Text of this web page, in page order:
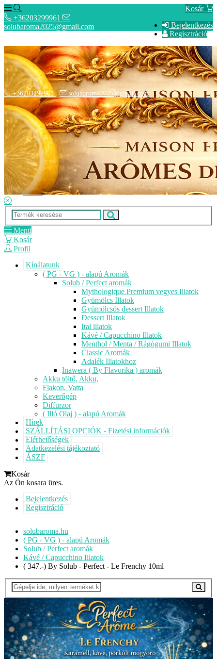
Kosár
Bejelentkezés
Regisztráció
+36203299961
solubaroma2025@gmail.com
Hírek
SZÁLLÍTÁSI OPCIÓK - Fizetési információk
Elérhetőségek
Adatkezelési tájékoztató
ÁSZF
+36203299961 solubaroma2025@gmail.com
Menü
Kosár
Profil
Kínálatunk
( PG - VG ) - alapú Aromák
Solub / Perfect aromák
Mythologique Premium vegyes Illatok
Gyümölcs Illatok
Gyümölcsös dessert Illatok
Dessert Illatok
Ital illatok
Kávé / Capucchino Illatok
Menthol / Menta / Rágógumi Illatok
Classic Aromák
Adalék Illatokhoz
Inawera ( By Flavorika ) aromák
Akku töltő, Akku,
Flakon, Vatta
Keverőgép
Diffurzor
( Illó Olaj ) - alapú Aromák
Hírek
SZÁLLÍTÁSI OPCIÓK - Fizetési információk
Elérhetőségek
Adatkezelési tájékoztató
ÁSZF
Kosár
Az Ön kosara üres.
Bejelentkezés
Regisztráció
solubaroma.hu
( PG - VG ) - alapú Aromák
Solub / Perfect aromák
Kávé / Capucchino Illatok
( 347.-) By Solub - Perfect - Le Frenchy 10ml